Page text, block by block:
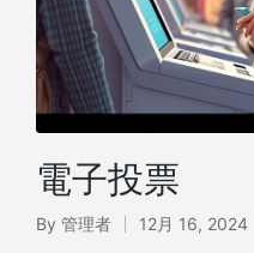
電子投票
Posted
By 管理者 12月 16, 2024